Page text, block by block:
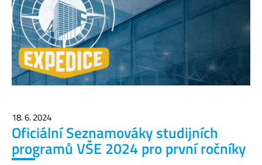
18. 6. 2024
Oficiální Seznamováky studijních
programů VŠE 2024 pro první ročníky